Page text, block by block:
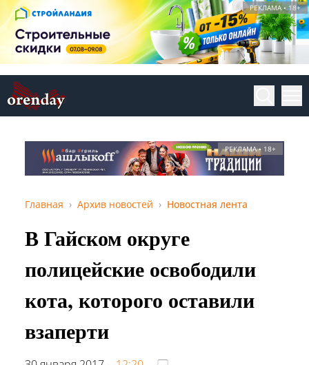
РЕКЛАМА • 18+
РЕКЛАМА • 18+
Главная Архив новостей Новостная лента
В Гайском округе
полицейские освободили
кота, которого оставили
взаперти